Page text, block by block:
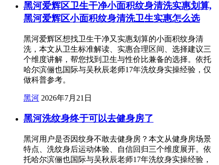
黑河爱辉区卫生干净小面积纹身清洗实惠划算,
黑河爱辉区小面积纹身清洗卫生实惠怎么选
黑河爱辉区想找卫生干净又实惠划算的小面积纹身清
洗，本文从卫生标准解读、实惠合理区间、选择建议三
个维度讲解，帮您找到卫生与性价比兼备的选择。依托
哈尔滨俪也国际与吴秋辰老师17年洗纹身实操经验，仅
做科普参考。
黑河 2026年7月21日
黑河洗纹身终于可以去健身房了
黑河用户是否因纹身不敢去健身房？本文从健身房场景
特点、洗纹身后运动体验、自信回归三个维度展开。依
托哈尔滨俪也国际与吴秋辰老师17年洗纹身实操经验，